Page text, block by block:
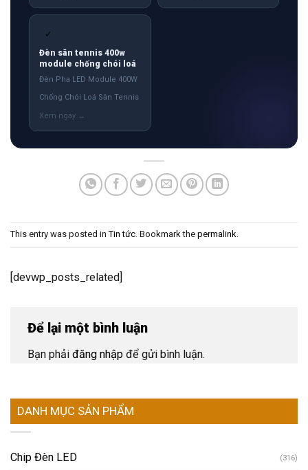
✓
Đèn sân tennis 400w
module chống chói loá
Đèn Pha LED Module 400W
Chống Chói Loá Sân Tennis
This entry was posted inTin tức . Bookmark the permalink
[devwp_posts_related]
Để lại một bình luận
Bạn phải đăng nhập để gửi bình luận.
DANH MỤC SẢN PHẨM
Chip Đèn LED (316)